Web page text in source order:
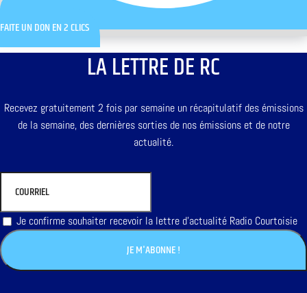
FAITE UN DON EN 2 CLICS
LA LETTRE DE RC
Recevez gratuitement 2 fois par semaine un récapitulatif des émissions
de la semaine, des dernières sorties de nos émissions et de notre
actualité.
Je confirme souhaiter recevoir la lettre d'actualité Radio Courtoisie